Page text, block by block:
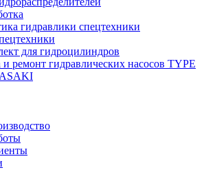
гидравлики спецтехники
для гидроцилиндров
и ремонт гидравлических насосов TYPE